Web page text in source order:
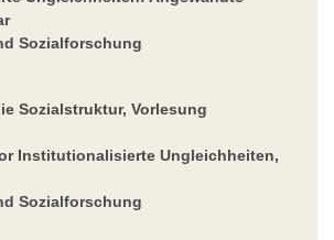
Sozialforschung
Sozialstruktur, Vorlesung
Institutionalisierte Ungleichheiten,
Sozialforschung